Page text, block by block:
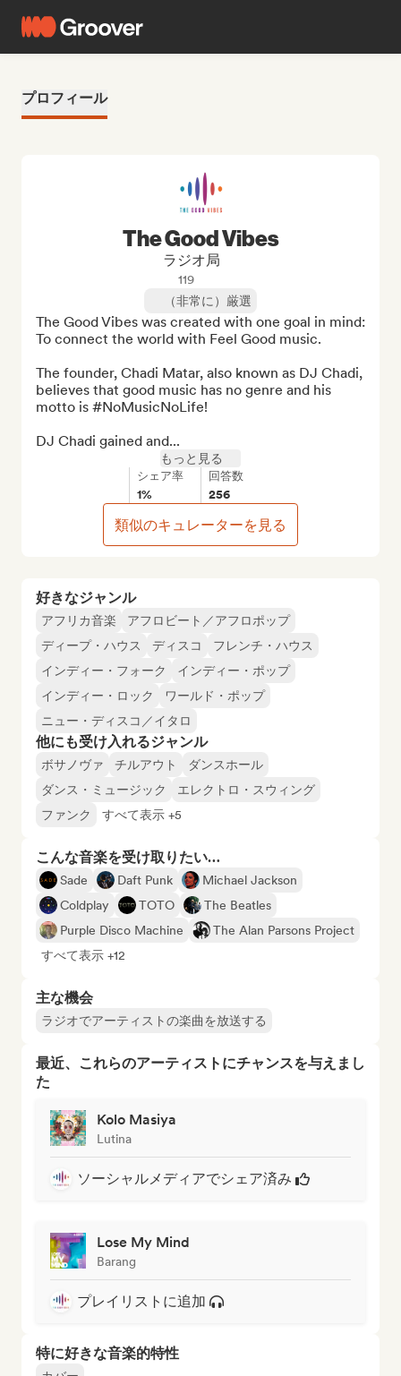
プロフィール
好きなジャンル
アフリカ音楽
アフロビート／アフロポップ
ディープ・ハウス
ディスコ
フレンチ・ハウス
インディー・フォーク
インディー・ポップ
インディー・ロック
ワールド・ポップ
ニュー・ディスコ／イタロ
他にも受け入れるジャンル
ボサノヴァ チルアウト
ダンスホール
ダンス・ミュージック
エレクトロ・スウィング
ファンク
すべて表示 +5
こんな音楽を受け取りたい…
Sade Daft Punk
Michael Jackson
Coldplay
TOTO
The Beatles
Purple Disco Machine
The Alan Parsons Project
すべて表示 +12
主な機会
ラジオでアーティストの楽曲を放送する
最近、これらのアーティストにチャンスを与えまし
た
Kolo Masiya
Lutina
ソーシャルメディアでシェア済み
Lose My Mind
Barang
プレイリストに追加
特に好きな音楽的特性
The Good Vibes
ラジオ局
119
（非常に）厳選
The Good Vibes was created with one goal in mind:
To connect the world with Feel Good music.
The founder, Chadi Matar, also known as DJ Chadi,
believes that good music has no genre and his
motto is #NoMusicNoLife!
DJ Chadi gained and...
もっと見る
シェア率
1%
回答数
256
類似のキュレーターを見る